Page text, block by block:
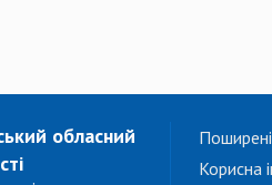
обласний
Корисна